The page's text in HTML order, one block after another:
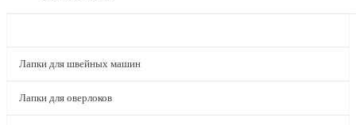
Лапки для швейных машин
Лапки для оверлоков